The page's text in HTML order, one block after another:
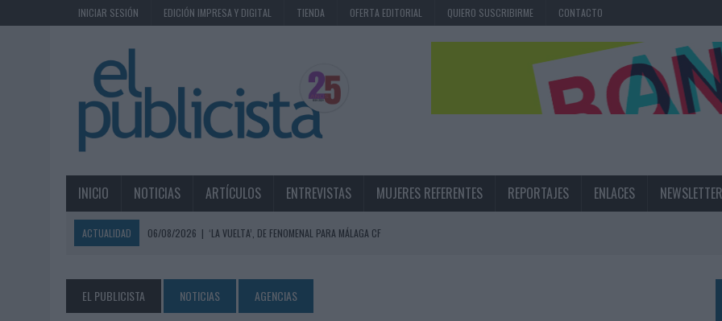
INICIAR SESIÓN EDICIÓN IMPRESA Y DIGITAL TIENDA OFERTA EDITORIAL QUIERO SUSCRIBIRME CONTACTO
INICIO NOTICIAS ARTÍCULOS ENTREVISTAS MUJERES REFERENTES REPORTAJES ENLACES NEWSLETTER
ACTUALIDAD 06/08/2026 | ‘LA VUELTA’, DE FENOMENAL PARA MÁLAGA CF
06/08/2026 | LA TELEVISIÓN SIGUE LIDERANDO EL CONSUMO DE MEDIOS EN VERANO Y SUPERA AL MÓVIL COMO DISPOSITIVO MÁS UTILIZADO
EL PUBLICISTA NOTICIAS AGENCIAS